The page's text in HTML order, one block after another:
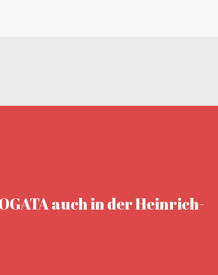
auch in der Heinrich-